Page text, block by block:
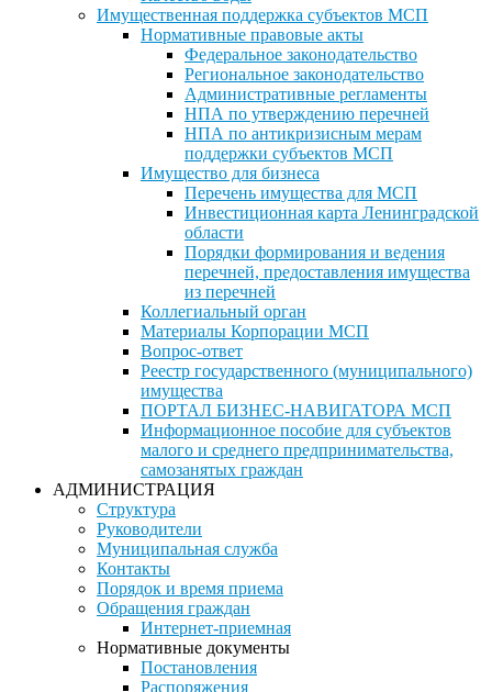
Имущественная поддержка субъектов МСП
Нормативные правовые акты
Федеральное законодательство
Региональное законодательство
Административные регламенты
НПА по утверждению перечней
НПА по антикризисным мерам
поддержки субъектов МСП
Имущество для бизнеса
Перечень имущества для МСП
Инвестиционная карта Ленинградской
области
Порядки формирования и ведения
перечней, предоставления имущества
из перечней
Коллегиальный орган
Материалы Корпорации МСП
Вопрос-ответ
Реестр государственного (муниципального)
имущества
ПОРТАЛ БИЗНЕС-НАВИГАТОРА МСП
Информационное пособие для субъектов
малого и среднего предпринимательства,
самозанятых граждан
АДМИНИСТРАЦИЯ
Структура
Руководители
Муниципальная служба
Контакты
Порядок и время приема
Обращения граждан
Интернет-приемная
Нормативные документы
Постановления
Распоряжения